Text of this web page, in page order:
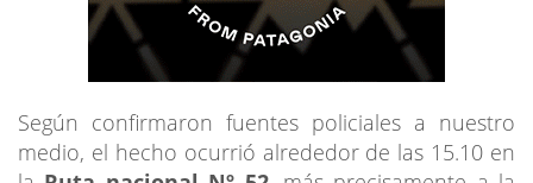
Según confirmaron fuentes policiales a nuestro
medio, el hecho ocurrió alrededor de las 15.10 en